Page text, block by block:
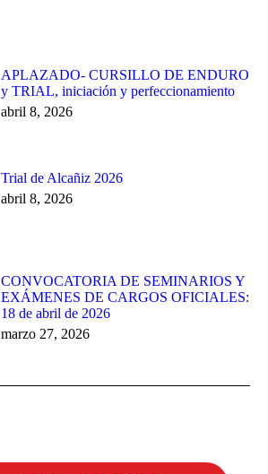
APLAZADO- CURSILLO DE ENDURO
y TRIAL, iniciación y perfeccionamiento
abril 8, 2026
Trial de Alcañiz 2026
abril 8, 2026
CONVOCATORIA DE SEMINARIOS Y
EXÁMENES DE CARGOS OFICIALES:
18 de abril de 2026
marzo 27, 2026